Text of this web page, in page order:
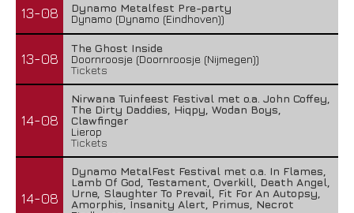
13-08
Dynamo Metalfest Pre-party
Dynamo (Dynamo (Eindhoven))
13-08
The Ghost Inside
Doornroosje (Doornroosje (Nijmegen))
Tickets
14-08
Nirwana Tuinfeest Festival met o.a. John Coffey,
The Dirty Daddies, Hiqpy, Wodan Boys,
Clawfinger
Lierop
Tickets
14-08
Dynamo MetalFest Festival met o.a. In Flames,
Lamb Of God, Testament, Overkill, Death Angel,
Urne, Slaughter To Prevail, Fit For An Autopsy,
Amorphis, Insanity Alert, Primus, Necrot